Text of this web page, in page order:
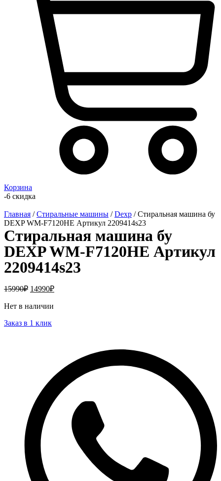
Корзина
-6 скидка
Главная /Стиральные машины /Dexp / Стиральная машина бу
DEXP WM-F7120HE Артикул 2209414s23
Стиральная машина бу
DEXP WM-F7120HE Артикул
2209414s23
15990₽ 14990₽
Нет в наличии
Заказ в 1 клик